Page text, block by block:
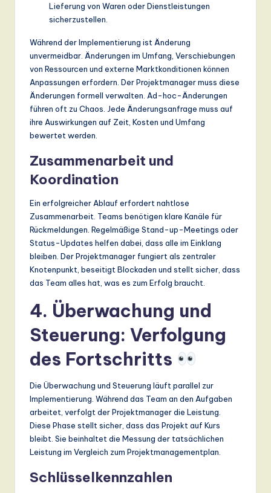
Lieferung von Waren oder Dienstleistungen
sicherzustellen.
Während der Implementierung ist Änderung
unvermeidbar. Änderungen im Umfang, Verschiebungen
von Ressourcen und externe Marktkonditionen können
Anpassungen erfordern. Der Projektmanager muss diese
Änderungen formell verwalten. Ad-hoc-Änderungen
führen oft zu Chaos. Jede Änderungsanfrage muss auf
ihre Auswirkungen auf Zeit, Kosten und Umfang
bewertet werden.
Zusammenarbeit und
Koordination
Ein erfolgreicher Ablauf erfordert nahtlose
Zusammenarbeit. Teams benötigen klare Kanäle für
Rückmeldungen. Regelmäßige Stand-up-Meetings oder
Status-Updates helfen dabei, dass alle im Einklang
bleiben. Der Projektmanager fungiert als zentraler
Knotenpunkt, beseitigt Blockaden und stellt sicher, dass
das Team alles hat, was es zum Erfolg braucht.
4. Überwachung und
Steuerung: Verfolgung
des Fortschritts
Die Überwachung und Steuerung läuft parallel zur
Implementierung. Während das Team an den Aufgaben
arbeitet, verfolgt der Projektmanager die Leistung.
Diese Phase stellt sicher, dass das Projekt auf Kurs
bleibt. Sie beinhaltet die Messung der tatsächlichen
Leistung im Vergleich zum Projektmanagementplan.
Schlüsselkennzahlen